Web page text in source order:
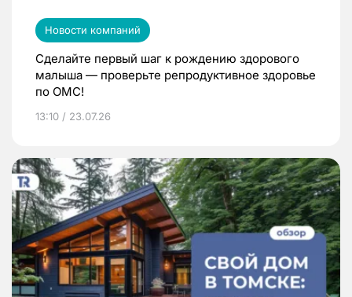
Новости компаний
Сделайте первый шаг к рождению здорового
малыша — проверьте репродуктивное здоровье
по ОМС!
13:10 / 23.07.26